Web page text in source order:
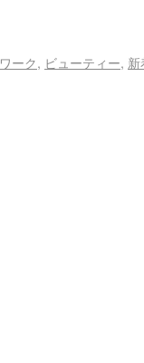
ーク, ビューティー,